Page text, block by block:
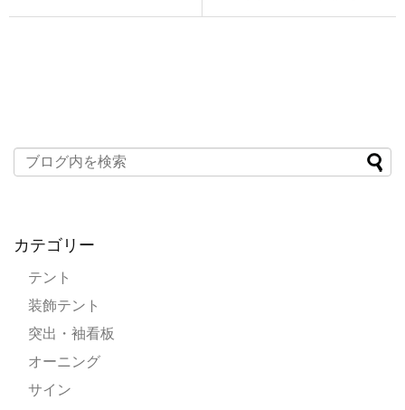
カテゴリー
テント
装飾テント
突出・袖看板
オーニング
サイン